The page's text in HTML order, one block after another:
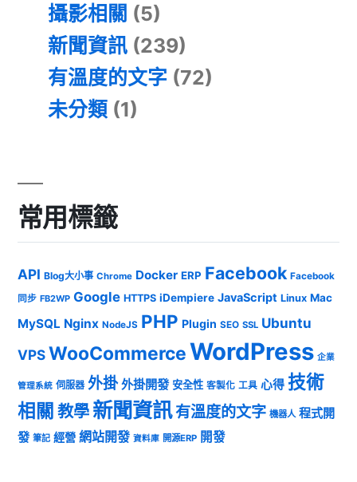
攝影相關 (5)
新聞資訊 (239)
有溫度的文字 (72)
未分類 (1)
常用標籤
API Blog大小事 Chrome Docker ERP Facebook Facebook
同步 FB2WP Google HTTPS iDempiere JavaScript Linux Mac
MySQL Nginx NodeJS PHP Plugin SEO SSL Ubuntu
VPSWooCommerceWordPress 企業
管理系統 伺服器 外掛 外掛開發 安全性 客製化 工具 心得 技術
相關 教學 新聞資訊有溫度的文字 機器人 程式開
發 筆記 經營 網站開發 資料庫 開源ERP 開發